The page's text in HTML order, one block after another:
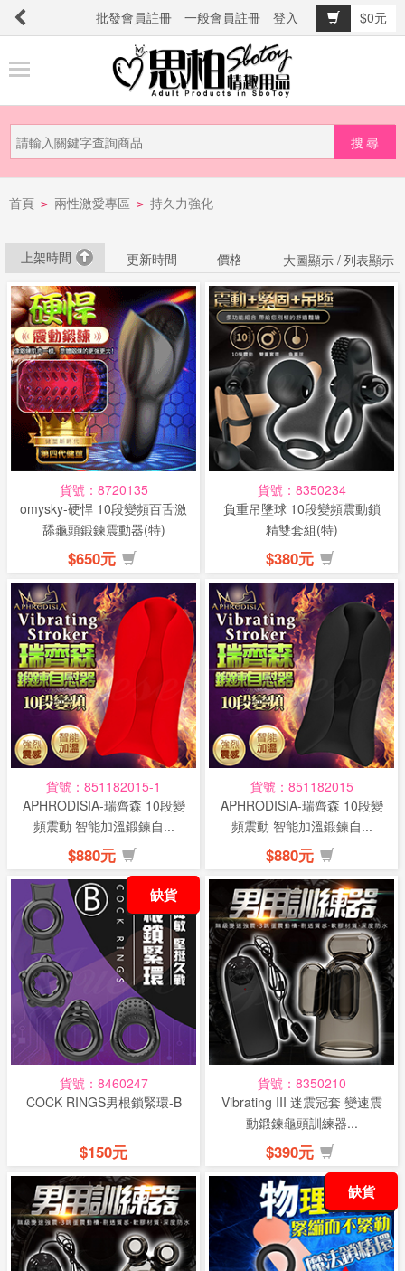
批發會員註冊 一般會員註冊 登入
$0元
品
新
品
市
提
防
詐
騙
電
話
或
簡
發
說
明
首頁 > 兩性激愛專區 > 持久力強化
上架時間 更新時間 價格 大圖顯示 /列表顯示
貨號：8720135
omysky-硬悍 10段變頻百舌激
舔龜頭鍛鍊震動器(特)
$650元
貨號：8350234
負重吊墬球 10段變頻震動鎖
精雙套組(特)
$380元
貨號：851182015-1
APHRODISIA-瑞齊森 10段變
頻震動 智能加溫鍛鍊自...
$880元
貨號：851182015
APHRODISIA-瑞齊森 10段變
頻震動 智能加溫鍛鍊自...
$880元
貨號：8460247
COCK RINGS男根鎖緊環-B
$150元
缺貨
貨號：8350210
Vibrating III 迷震冠套 變速震
動鍛鍊龜頭訓練器...
$390元
缺貨